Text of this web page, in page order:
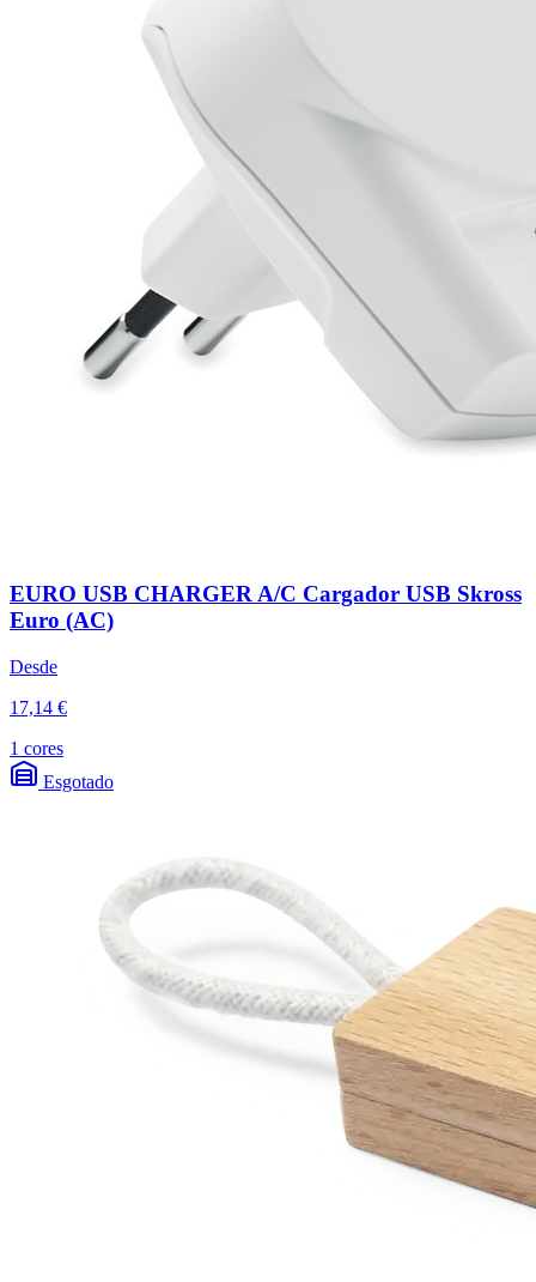
EURO USB CHARGER A/C Cargador USB Skross
Euro (AC)
Desde
17,14 €
1 cores
Esgotado